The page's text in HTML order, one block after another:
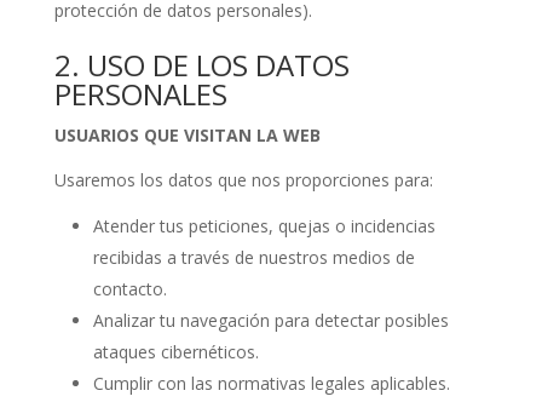
protección de datos personales).
2. USO DE LOS DATOS
PERSONALES
USUARIOS QUE VISITAN LA WEB
Usaremos los datos que nos proporciones para:
Atender tus peticiones, quejas o incidencias
recibidas a través de nuestros medios de
contacto.
Analizar tu navegación para detectar posibles
ataques cibernéticos.
Cumplir con las normativas legales aplicables.